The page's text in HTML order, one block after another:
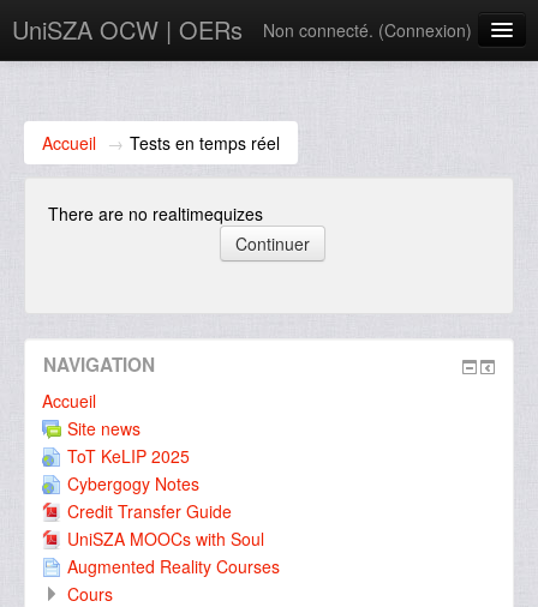
UniSZA OCW | OERs Non connecté. (Connexion)
e-Aduan
e-Learning Website
UniSZA Website
Accueil → Tests en temps réel
There are no realtimequizes
NAVIGATION
Accueil
Site news
ToT KeLIP 2025
Cybergogy Notes
Credit Transfer Guide
UniSZA MOOCs with Soul
Augmented Reality Courses
Cours